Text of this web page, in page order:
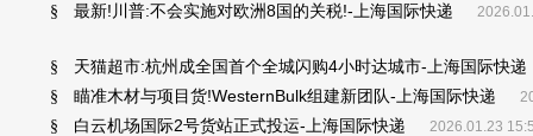
§ 最新!川普:不会实施对欧洲8国的关税!-上海国际快递
§ 天猫超市:杭州成全国首个全城闪购4小时达城市-上海国际快递
§ 瞄准木材与项目货!WesternBulk组建新团队-上海国际快递
§ 白云机场国际2号货站正式投运-上海国际快递 2026.01.23